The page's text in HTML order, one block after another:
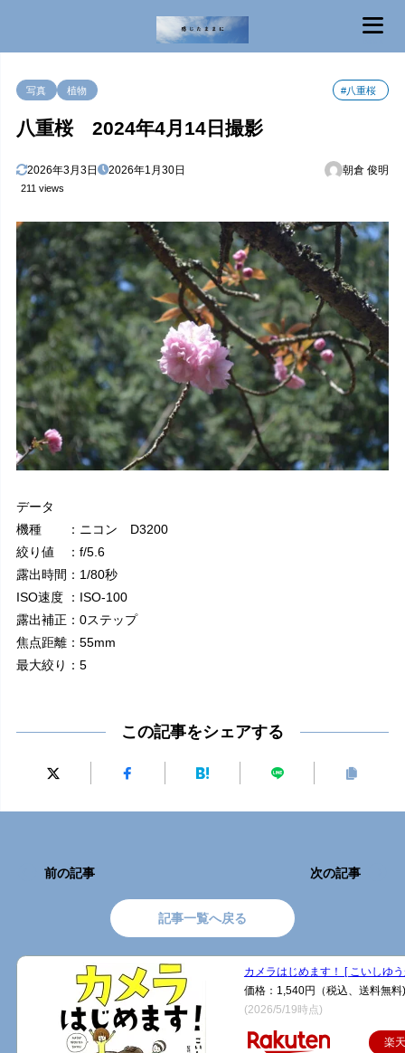
写真 植物 #八重桜
八重桜 2024年4月14日撮影
2026年3月3日 2026年1月30日 朝倉 俊明
211 views
データ
機種 ：ニコン D3200
絞り値 ：f/5.6
露出時間：1/80秒
ISO速度 ：ISO-100
露出補正：0ステップ
焦点距離：55mm
最大絞り：5
この記事をシェアする
前の記事
記事一覧へ戻る
次の記事
カメラはじめます！ [ こいしゆ
価格：1,540円（税込、送料無料)
(2026/5/19時点)
楽